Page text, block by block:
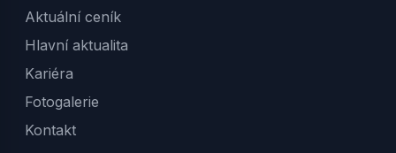
Aktuální ceník
Hlavní aktualita
Kariéra
Fotogalerie
Kontakt